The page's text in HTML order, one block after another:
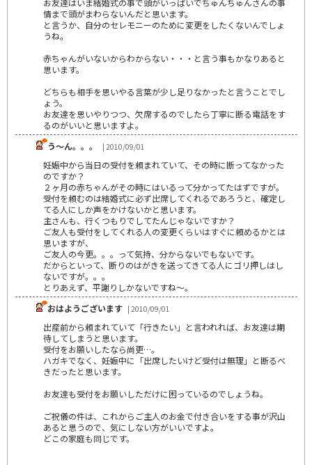
情まで頭がまわらないんだと思います。
と言うか、自分のセレモニーのために変更をしたくないんでしょ
うね。
赤ちゃんがいないからわからない・・・と言う事もかなりあると
思います。
どちらも相手を思いやる言葉が少し足りなかったと言うことでし
ょう。
お友達を思いやりつつ、欠席するのでしたら丁寧に断る電話をす
るのがいいと思いますよ。
う～ん。。。
| 2010/09/01
妊娠中から当日の受付を頼まれていて、その時に断ってなかった
のですか？
２ヶ月の赤ちゃんがその時にはいるって分かってたはずですが。
受付を頼むのは結婚式に必ず出席してくれるであろうと、確定し
てる人にしか声をかけないかと思います。
主さんも、行くつもりでしてたんじゃないですか？
ご友人も受付をしてくれる人の変更くらいはすぐに頼めるかとは
思いますが、
ご友人の今更。。。って気持、分からないでもないです。
だからといって、断りのはがきを送ってきてる人にゴリ押しはし
ないですが。。。
とりあえず、平謝りしかないですね～。
おはようございます | 2010/09/01
出産前から頼まれていて「行きたい」と言われれば、お友達は期
待してしまうと思います。
受付をお願いしたなら尚更…。
ハガキでなく、妊娠中に「出席したいけど受付は無理」と断るべ
きだったと思います。
お友達も受付をお願いしただけに困っているのでしょうね。
ご祝儀の件は、これからご主人のお金で付き合いをする事が沢山
あると思うので、気にしない方がいいですよ。
どこの家庭も同じです。